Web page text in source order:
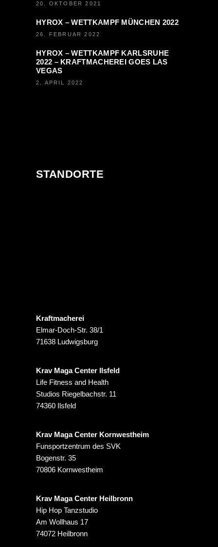
20. OKTOBER 2021
HYROX – WETTKAMPF MÜNCHEN 2022
26. FEBRUAR 2022
HYROX – WETTKAMPF KARLSRUHE
2022 – KRAFTMACHEREI GOES LAS
VEGAS
2. APRIL 2022
STANDORTE
Kraftmacherei
Elmar-Doch-Str. 38/1
71638 Ludwigsburg
Krav Maga Center Ilsfeld
Life Fitness and Health
Studios Riegelbachstr. 11
74360 Ilsfeld
Krav Maga Center Kornwestheim
Funsportzentrum des SVK
Bogenstr. 35
70806 Kornwestheim
Krav Maga Center Heilbronn
Hip Hop Tanzstudio
Am Wollhaus 17
74072 Heilbronn